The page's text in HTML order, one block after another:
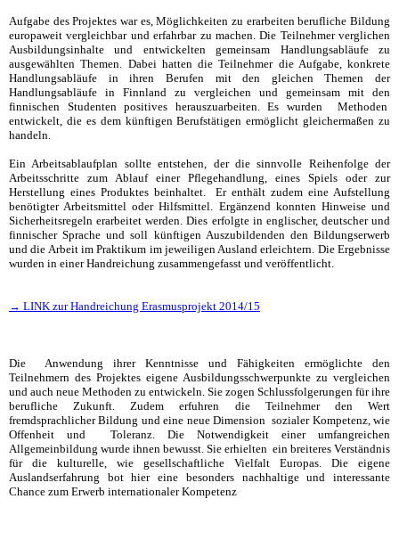
Aufgabe des Projektes war es, Möglichkeiten zu erarbeiten berufliche Bildung
europaweit vergleichbar und erfahrbar zu machen. Die Teilnehmer verglichen
Ausbildungsinhalte und entwickelten gemeinsam Handlungsabläufe zu
ausgewählten Themen. Dabei hatten die Teilnehmer die Aufgabe, konkrete
Handlungsabläufe in ihren Berufen mit den gleichen Themen der
Handlungsabläufe in Finnland zu vergleichen und gemeinsam mit den
finnischen Studenten positives herauszuarbeiten. Es wurden Methoden
entwickelt, die es dem künftigen Berufstätigen ermöglicht gleichermaßen zu
handeln.
Ein Arbeitsablaufplan sollte entstehen, der die sinnvolle Reihenfolge der
Arbeitsschritte zum Ablauf einer Pflegehandlung, eines Spiels oder zur
Herstellung eines Produktes beinhaltet. Er enthält zudem eine Aufstellung
benötigter Arbeitsmittel oder Hilfsmittel. Ergänzend konnten Hinweise und
Sicherheitsregeln erarbeitet werden. Dies erfolgte in englischer, deutscher und
finnischer Sprache und soll künftigen Auszubildenden den Bildungserwerb
und die Arbeit im Praktikum im jeweiligen Ausland erleichtern. Die Ergebnisse
wurden in einer Handreichung zusammengefasst und veröffentlicht.
→ LINK zur Handreichung Erasmusprojekt 2014/15
Die Anwendung ihrer Kenntnisse und Fähigkeiten ermöglichte den
Teilnehmern des Projektes eigene Ausbildungsschwerpunkte zu vergleichen
und auch neue Methoden zu entwickeln. Sie zogen Schlussfolgerungen für ihre
berufliche Zukunft. Zudem erfuhren die Teilnehmer den Wert
fremdsprachlicher Bildung und eine neue Dimension sozialer Kompetenz, wie
Offenheit und Toleranz. Die Notwendigkeit einer umfangreichen
Allgemeinbildung wurde ihnen bewusst. Sie erhielten ein breiteres Verständnis
für die kulturelle, wie gesellschaftliche Vielfalt Europas. Die eigene
Auslandserfahrung bot hier eine besonders nachhaltige und interessante
Chance zum Erwerb internationaler Kompetenz